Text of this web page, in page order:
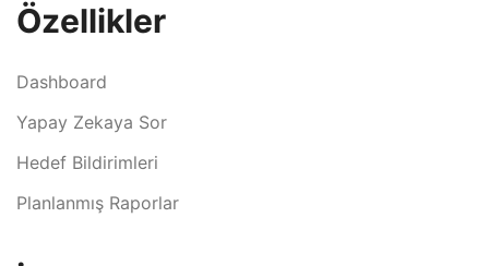
Özellikler
Dashboard
Yapay Zekaya Sor
Hedef Bildirimleri
Planlanmış Raporlar